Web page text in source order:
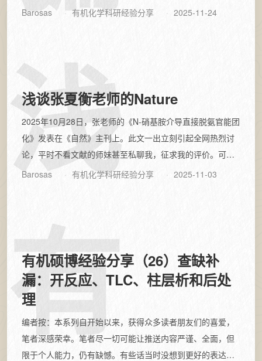
——博士挤破脑袋都未必进入的高校，一...
Barosas 有机化学科研经验分享 2025-11-24
浅
浅谈张夏衡老师的Nature
2025年10月28日，张老师的《N-硝基胺介导直接脱氨官能团
化》发表在《自然》主刊上。此文一出立刻引起全网热烈讨
论，平时不看文献的师妹甚至私聊我，征求我的评价。可见
此文影响力之大，价值之高。合...
Barosas 有机化学科研经验分享 2025-11-03
有
有机硕博经验分享（26）查缺补
漏：开反应、TLC、柱层析和后处
理
编者按：本系列自开始以来，获得众多读者朋友们的喜爱，
笔者深感荣幸。笔者尽一切可能让推送内容严谨、全面，但
限于个人能力，仍有缺憾。有些话当时没想到更好的表达，